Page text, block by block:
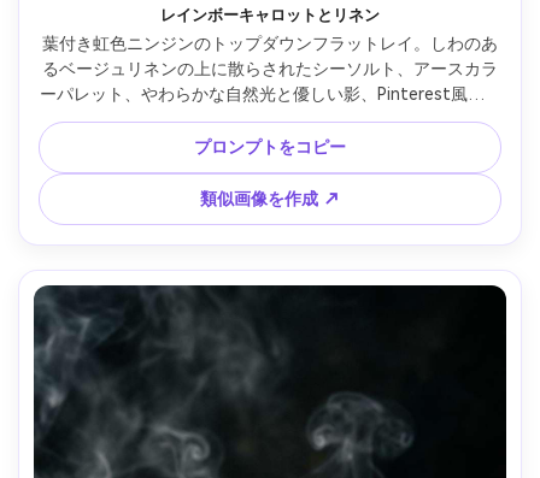
レインボーキャロットとリネン
葉付き虹色ニンジンのトップダウンフラットレイ。しわのあ
るベージュリネンの上に散らされたシーソルト、アースカラ
ーパレット、やわらかな自然光と優しい影、Pinterest風フー
ドスタイリング、ウルトラ高解像度で繊細なフィルム調色、
テキスト用余白、85mm、浅い被写界深度 --ar 4:5
プロンプトをコピー
類似画像を作成 ↗